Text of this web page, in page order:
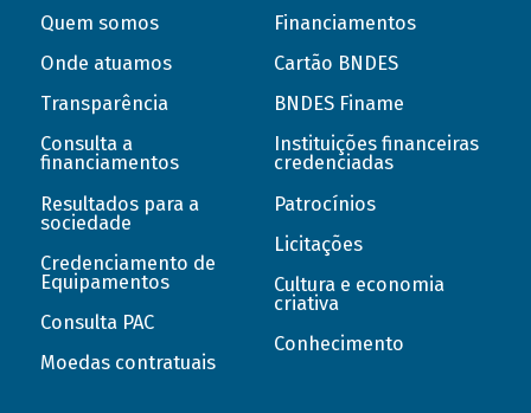
Quem somos
Onde atuamos
Transparência
Consulta a
financiamentos
Resultados para a
sociedade
Credenciamento de
Equipamentos
Consulta PAC
Moedas contratuais
Financiamentos
Cartão BNDES
BNDES Finame
Instituições financeiras
credenciadas
Patrocínios
Licitações
Cultura e economia
criativa
Conhecimento